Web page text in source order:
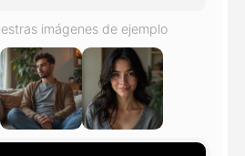
las plantillas
imágenes de ejemplo